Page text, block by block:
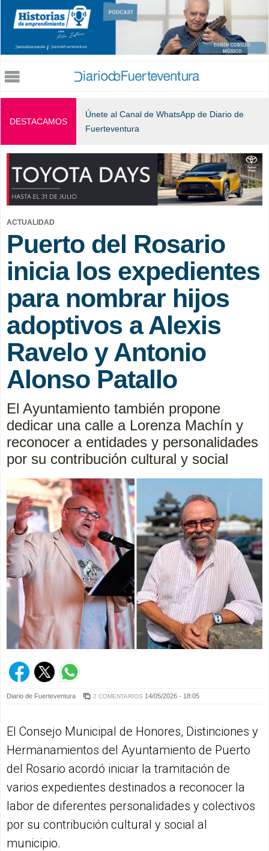
Jump to navigation
DESTACAMOS
Únete al Canal de WhatsApp de Diario de
Fuerteventura
ACTUALIDAD
Puerto del Rosario
inicia los expedientes
para nombrar hijos
adoptivos a Alexis
Ravelo y Antonio
Alonso Patallo
El Ayuntamiento también propone
dedicar una calle a Lorenza Machín y
reconocer a entidades y personalidades
por su contribución cultural y social
Diario de Fuerteventura 2 COMENTARIOS 14/05/2026 - 18:05
El Consejo Municipal de Honores, Distinciones y
Hermanamientos del Ayuntamiento de Puerto
del Rosario acordó iniciar la tramitación de
varios expedientes destinados a reconocer la
labor de diferentes personalidades y colectivos
por su contribución cultural y social al
municipio.